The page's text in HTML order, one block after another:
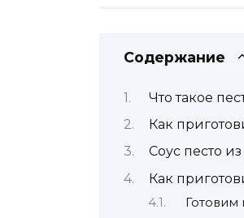
Содержание
Что такое
Как
Соус песто
Как
Готовим